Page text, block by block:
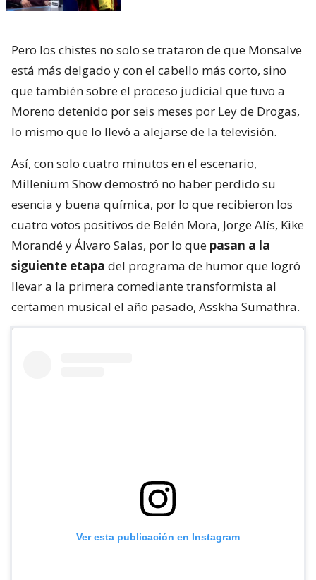
Pero los chistes no solo se trataron de que Monsalve
está más delgado y con el cabello más corto, sino
que también sobre el proceso judicial que tuvo a
Moreno detenido por seis meses por Ley de Drogas,
lo mismo que lo llevó a alejarse de la televisión.
Así, con solo cuatro minutos en el escenario,
Millenium Show demostró no haber perdido su
esencia y buena química, por lo que recibieron los
cuatro votos positivos de Belén Mora, Jorge Alís, Kike
Morandé y Álvaro Salas, por lo que pasan a la
siguiente etapa del programa de humor que logró
llevar a la primera comediante transformista al
certamen musical el año pasado, Asskha Sumathra.
Ver esta publicación en Instagram